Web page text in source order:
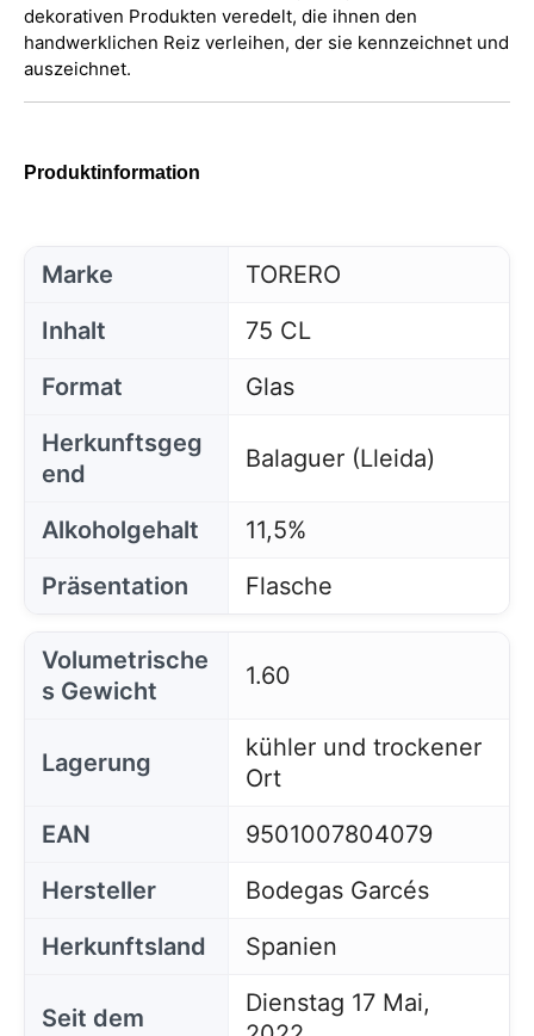
dekorativen Produkten veredelt, die ihnen den
handwerklichen Reiz verleihen, der sie kennzeichnet und
auszeichnet.
Produktinformation
Marke
TORERO
Inhalt
75 CL
Format
Glas
Herkunftsgeg
end
Balaguer (Lleida)
Alkoholgehalt
11,5%
Präsentation
Flasche
Volumetrische
s Gewicht
1.60
Lagerung
kühler und trockener
Ort
EAN
9501007804079
Hersteller
Bodegas Garcés
Herkunftsland
Spanien
Seit dem
Dienstag 17 Mai,